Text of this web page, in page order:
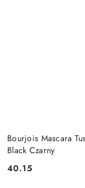
Bourjois Mascara
Black Czarny
Cena:
40.15